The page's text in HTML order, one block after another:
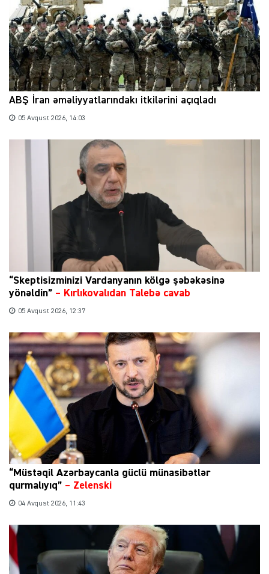
ABŞ İran əməliyyatlarındakı itkilərini açıqladı
05 Avqust 2026, 14:03
“Skeptisizminizi Vardanyanın kölgə şəbəkəsinə
yönəldin” – Kırlıkovalıdan Talebə cavab
05 Avqust 2026, 12:37
“Müstəqil Azərbaycanla güclü münasibətlər
qurmalıyıq” – Zelenski
04 Avqust 2026, 11:43